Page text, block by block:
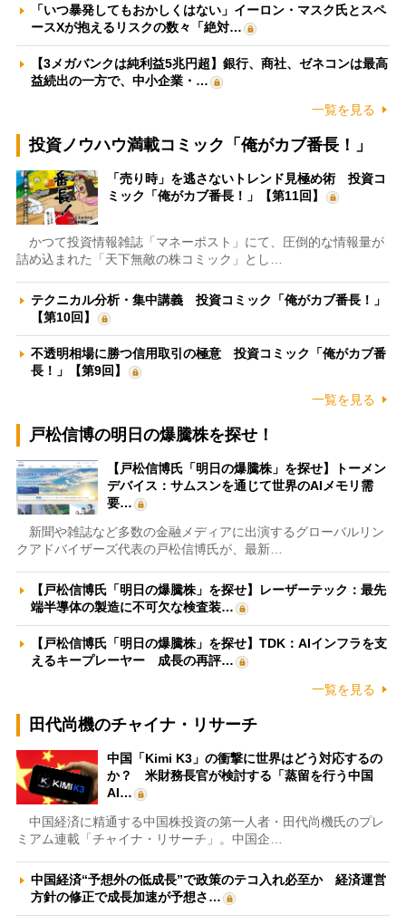
「いつ暴発してもおかしくはない」イーロン・マスク氏とスペ
ースXが抱えるリスクの数々「絶対…
【3メガバンクは純利益5兆円超】銀行、商社、ゼネコンは最高
益続出の一方で、中小企業・…
一覧を見る
投資ノウハウ満載コミック「俺がカブ番長！」
「売り時」を逃さないトレンド見極め術 投資コ
ミック「俺がカブ番長！」【第11回】
かつて投資情報雑誌「マネーポスト」にて、圧倒的な情報量が
詰め込まれた「天下無敵の株コミック」とし…
テクニカル分析・集中講義 投資コミック「俺がカブ番長！」
【第10回】
不透明相場に勝つ信用取引の極意 投資コミック「俺がカブ番
長！」【第9回】
一覧を見る
戸松信博の明日の爆騰株を探せ！
【戸松信博氏「明日の爆騰株」を探せ】トーメン
デバイス：サムスンを通じて世界のAIメモリ需
要…
新聞や雑誌など多数の金融メディアに出演するグローバルリン
クアドバイザーズ代表の戸松信博氏が、最新…
【戸松信博氏「明日の爆騰株」を探せ】レーザーテック：最先
端半導体の製造に不可欠な検査装…
【戸松信博氏「明日の爆騰株」を探せ】TDK：AIインフラを支
えるキープレーヤー 成長の再評…
一覧を見る
田代尚機のチャイナ・リサーチ
中国「Kimi K3」の衝撃に世界はどう対応するの
か？ 米財務長官が検討する「蒸留を行う中国
AI…
中国経済に精通する中国株投資の第一人者・田代尚機氏のプレ
ミアム連載「チャイナ・リサーチ」。中国企…
中国経済“予想外の低成長”で政策のテコ入れ必至か 経済運営
方針の修正で成長加速が予想さ…